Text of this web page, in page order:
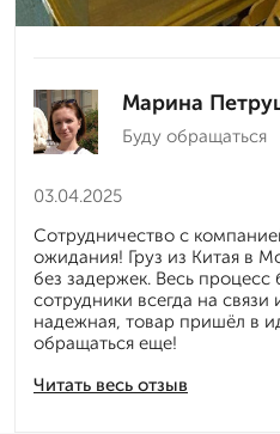
Марина
Буду обращаться
03.04.2025
Читать весь отзыв
Сотрудничество с
ожидания! Груз из Китая в
без задержек. Весь
сотрудники всегда на
надежная, товар пришёл в
обращаться еще!